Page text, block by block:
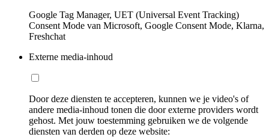
Google Tag Manager, UET (Universal Event Tracking)
Consent Mode van Microsoft, Google Consent Mode, Klarna,
Freshchat
Externe media-inhoud
Door deze diensten te accepteren, kunnen we je video's of
andere media-inhoud tonen die door externe providers wordt
gehost. Met jouw toestemming gebruiken we de volgende
diensten van derden op deze website: